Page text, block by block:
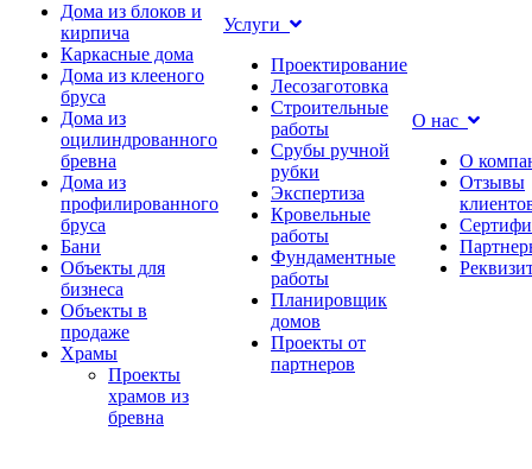
Дома из блоков и
кирпича
Каркасные дома
Дома из клееного
бруса
Дома из
оцилиндрованного
бревна
Дома из
профилированного
бруса
Бани
Объекты для
бизнеса
Объекты в
продаже
Храмы
Проекты
храмов из
бревна
Услуги
Проектирование
Лесозаготовка
Строительные
работы
Срубы ручной
рубки
Экспертиза
Кровельные
работы
Фундаментные
работы
Планировщик
домов
Проекты от
партнеров
О нас
О
Отзывы